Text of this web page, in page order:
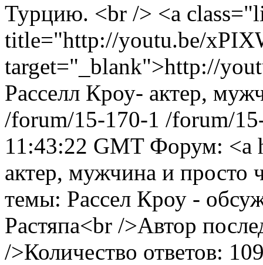
Турцию. <br /> <a
title="http://youtu.be/
target="_blank">http://
Расселл Кроу- актер,
/forum/15-170-1 /forum/
11:43:22 GMT Форум: <a
актер, мужчина и просто
темы: Рассел Кроу -
Растяпа<br />Автор
/>Количество ответов: